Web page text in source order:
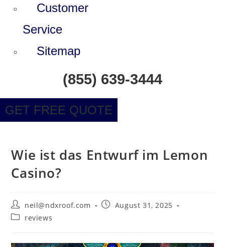
Customer
Service
Sitemap
(855) 639-3444
GET FREE QUOTE
Wie ist das Entwurf im Lemon
Casino?
Post
author:
neil@ndxroof.com
PostAugust 31, 2025
Postreviews